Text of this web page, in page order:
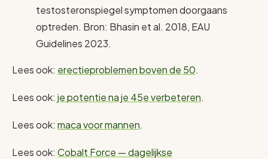
testosteronspiegel symptomen doorgaans
optreden. Bron: Bhasin et al. 2018, EAU
Guidelines 2023.
Lees ook: erectieproblemen boven de 50.
Lees ook: je potentie na je 45e verbeteren.
Lees ook: maca voor mannen.
Lees ook: Cobalt Force — dagelijkse